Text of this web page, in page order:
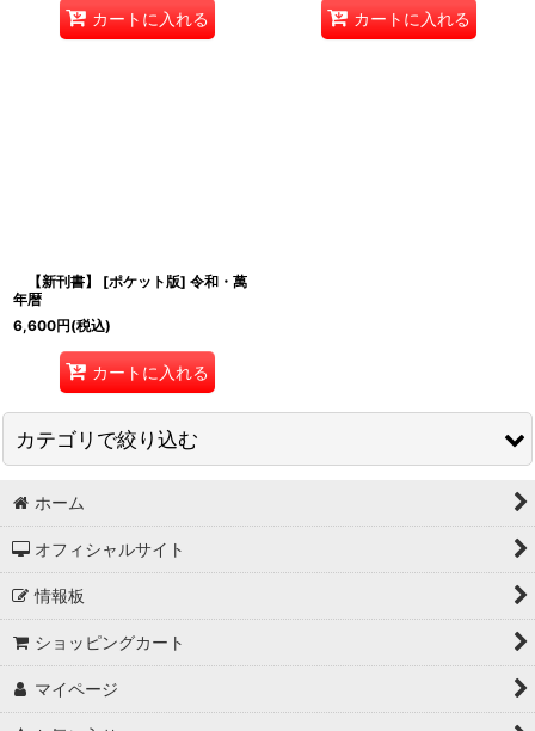
カートに入れる カートに入れる
【新刊書】 [ポケット版] 令和・萬
年暦
6,600円(税込)
カートに入れる
カテゴリで絞り込む
令和・萬年暦 (全商品)
[卓上版] 令和・萬年暦
[携帯版] 令和・萬年暦
ホーム
オフィシャルサイト
情報板
ショッピングカート
マイページ